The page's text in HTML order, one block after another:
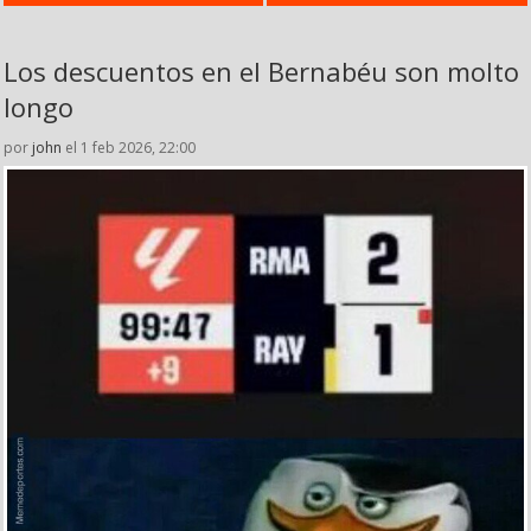
Los descuentos en el Bernabéu son molto
longo
por john el 1 feb 2026, 22:00